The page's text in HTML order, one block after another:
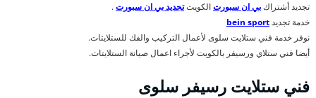
تجديد أشتراكبي ان سبورتالكويتتجديد بي ان سبورت.
خدمة تجديدbein sport
نوفر خدمة فني ستلايت سلوى لأعمال التركيب والفك للستلايتات.
أيضا فني ستلاي ورسيفر بالكويت لأجراء اعمال صيانة الستلايتات.
فني ستلايت رسيفر سلوى